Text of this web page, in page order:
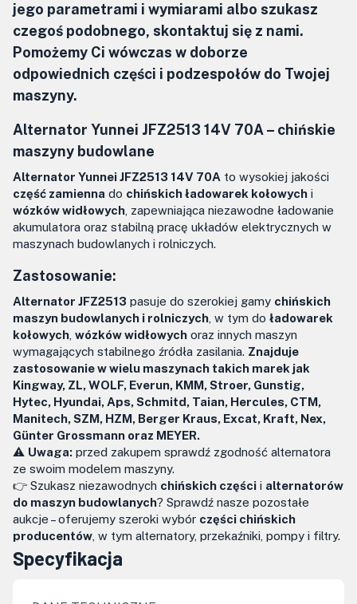
jego parametrami i wymiarami albo szukasz
czegoś podobnego, skontaktuj się z nami.
Pomożemy Ci wówczas w doborze
odpowiednich części i podzespołów do Twojej
maszyny.
Alternator Yunnei JFZ2513 14V 70A – chińskie
maszyny budowlane
Alternator Yunnei JFZ2513 14V 70A to wysokiej jakości
część zamienna do chińskich ładowarek kołowych i
wózków widłowych , zapewniająca niezawodne ładowanie
akumulatora oraz stabilną pracę układów elektrycznych w
maszynach budowlanych i rolniczych.
Zastosowanie:
Alternator JFZ2513 pasuje do szerokiej gamy chińskich
maszyn budowlanych i rolniczych , w tym do ładowarek
kołowych wózków widłowych oraz innych maszyn
wymagających stabilnego źródła zasilania. Znajduje
zastosowanie w wielu maszynach takich marek jak
Kingway, ZL, WOLF, Everun, KMM, Stroer, Gunstig,
Hytec, Hyundai, Aps, Schmitd, Taian, Hercules, CTM,
Manitech, SZM, HZM, Berger Kraus, Excat, Kraft, Nex,
Günter Grossmann oraz MEYER.
⚠️ Uwaga: przed zakupem sprawdź zgodność alternatora
ze swoim modelem maszyny.
👉 Szukasz niezawodnych chińskich części i alternatorów
do maszyn budowlanych? Sprawdź nasze pozostałe
aukcje – oferujemy szeroki wybór części chińskich
producentów , w tym alternatory, przekaźniki, pompy i filtry.
Specyfikacja